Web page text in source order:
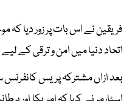
فریقین نے اس بات پر زور دیا کہ
اتحاد دنیا میں امن و ترقی کے
بعد ازاں مشترکہ پریس